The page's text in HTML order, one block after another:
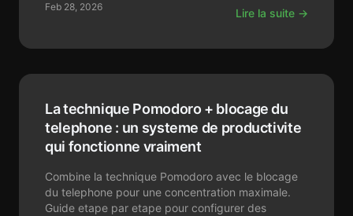
Feb 28, 2026 Lire la suite →
La technique Pomodoro + blocage du
telephone : un systeme de productivite
qui fonctionne vraiment
Combine la technique Pomodoro avec le blocage
du telephone pour une concentration maximale.
Guide etape par etape pour configurer des